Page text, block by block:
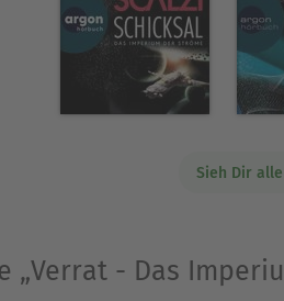
erfolgreich, dass John
widmete. Nebenbei
und seiner Tochter
Sieh Dir
„Verrat - Das